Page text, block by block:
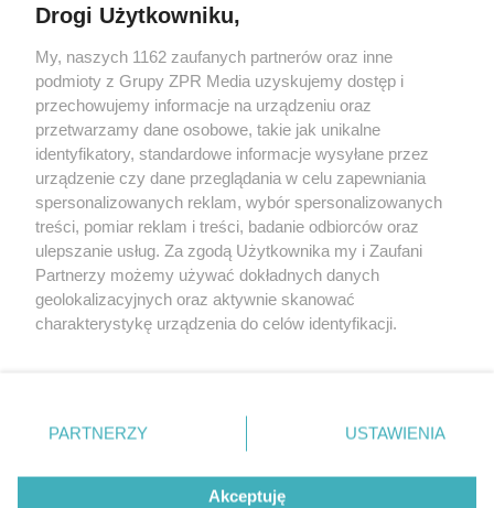
Żaden utwór zamieszczony w serwisie nie może być powielany i
rozpowszechniany lub dalej rozpowszechniany w jakikolwiek sposób (w
tym także elektroniczny lub mechaniczny) na jakimkolwiek polu
eksploatacji w jakiejkolwiek formie, włącznie z umieszczaniem w
Internecie bez pisemnej zgody właściciela praw. Jakiekolwiek użycie lub
wykorzystanie utworów w całości lub w części z naruszeniem prawa,
tzn. bez właściwej zgody, jest zabronione pod groźbą kary i może być
ścigane prawnie.
© 2026 Grupa ZPR Media
Drogi Użytkowniku,
My, naszych 1162 zaufanych partnerów oraz inne
podmioty z Grupy ZPR Media uzyskujemy dostęp i
przechowujemy informacje na urządzeniu oraz
przetwarzamy dane osobowe, takie jak unikalne
identyfikatory, standardowe informacje wysyłane przez
urządzenie czy dane przeglądania w celu zapewniania
spersonalizowanych reklam, wybór spersonalizowanych
treści, pomiar reklam i treści, badanie odbiorców oraz
ulepszanie usług. Za zgodą Użytkownika my i Zaufani
Partnerzy możemy używać dokładnych danych
geolokalizacyjnych oraz aktywnie skanować
charakterystykę urządzenia do celów identyfikacji.
zmienić/wycofać klikając przycisk ustawień prywatności
znajdujący się w lewym dolnym rogu strony
rodzaje przetwarzania danych nie wymagają zgody
użytkownika, ale masz prawo sprzeciwić się takiemu
PARTNERZY USTAWIENIA
Akceptuję